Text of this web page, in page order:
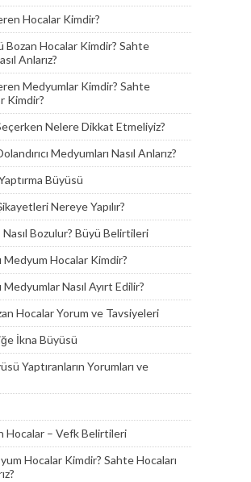
Hocalar Kimdir?
Bozan Hocalar Kimdir? Sahte
Anlarız?
Medyumlar Kimdir? Sahte
Kimdir?
Nelere Dikkat Etmeliyiz?
Medyumları Nasıl Anlarız?
Büyüsü
Nereye Yapılır?
Nasıl Bozulur? Büyü Belirtileri
Medyum Hocalar Kimdir?
Medyumlar Nasıl Ayırt Edilir?
Hocalar Yorum ve Tavsiyeleri
İkna Büyüsü
Yaptıranların Yorumları ve
Hocalar – Vefk Belirtileri
Hocalar Kimdir? Sahte Hocaları